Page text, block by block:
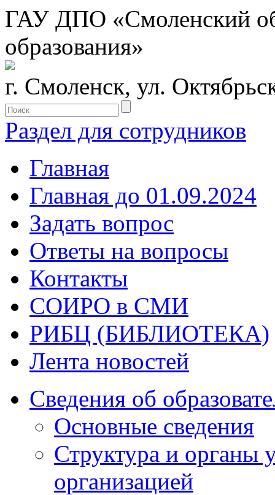
ГАУ ДПО «Смоленский
образования»
г. Смоленск, ул.
Раздел для сотрудников
Главная
Главная до 01.09.2024
Задать вопрос
Ответы на вопросы
Контакты
СОИРО в СМИ
РИБЦ (БИБЛИОТЕКА)
Лента новостей
Сведения об
Основные сведения
Структура и органы
организацией